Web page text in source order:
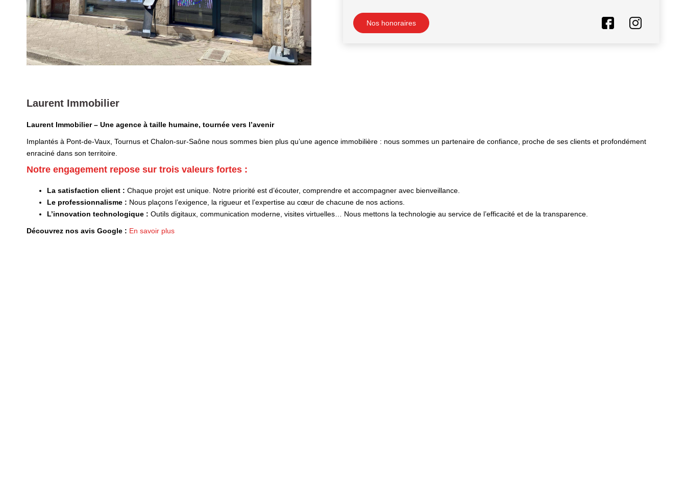
Nos honoraires
Laurent Immobilier
Laurent Immobilier – Une agence à taille humaine, tournée vers l’avenir
Implantés à Pont-de-Vaux, Tournus et Chalon-sur-Saône nous sommes bien plus qu’une agence immobilière : nous sommes un partenaire de confiance, proche de ses clients et profondément
enraciné dans son territoire.
Notre engagement repose sur trois valeurs fortes :
La satisfaction client : Chaque projet est unique. Notre priorité est d’écouter, comprendre et accompagner avec bienveillance.
Le professionnalisme : Nous plaçons l’exigence, la rigueur et l’expertise au cœur de chacune de nos actions.
L’innovation technologique : Outils digitaux, communication moderne, visites virtuelles… Nous mettons la technologie au service de l’efficacité et de la transparence.
Découvrez nos avis Google : En savoir plus